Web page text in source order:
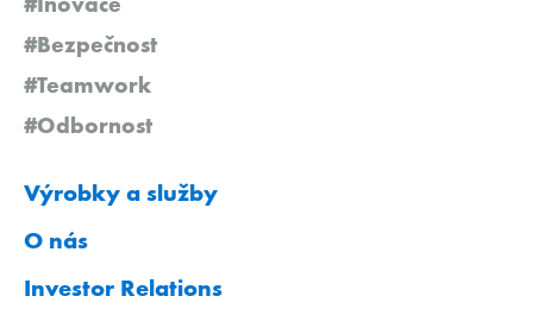
#Bezpečnost
#Teamwork
#Odbornost
Výrobky a služby
O nás
Investor Relations